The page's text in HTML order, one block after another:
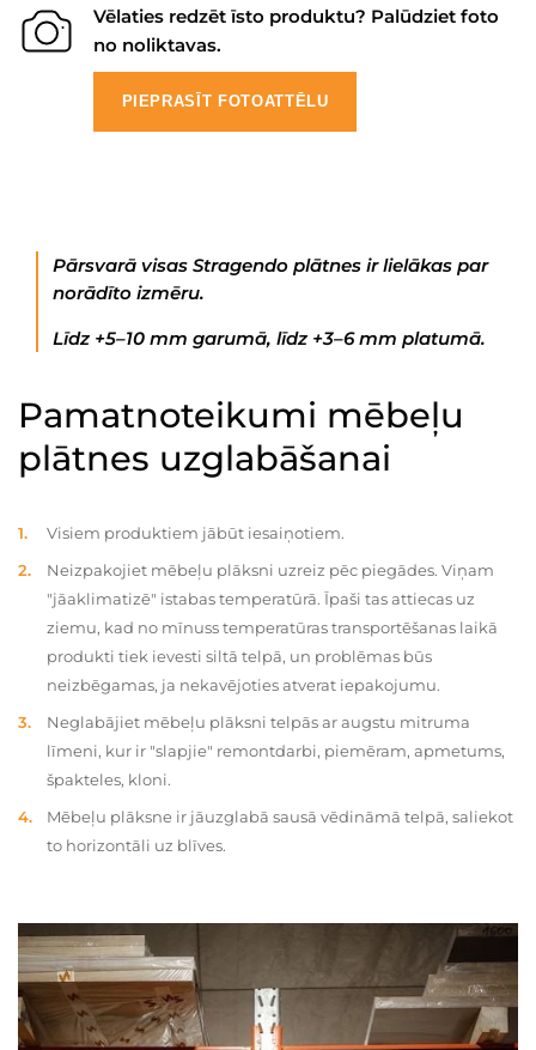
Vēlaties redzēt īsto produktu? Palūdziet foto
no noliktavas.
PIEPRASĪT FOTOATTĒLU
Pārsvarā visas Stragendo plātnes ir lielākas par
norādīto izmēru.
Līdz +5–10 mm garumā, līdz +3–6 mm platumā.
Pamatnoteikumi mēbeļu
plātnes uzglabāšanai
Visiem produktiem jābūt iesaiņotiem.
Neizpakojiet mēbeļu plāksni uzreiz pēc piegādes. Viņam
"jāaklimatizē" istabas temperatūrā. Īpaši tas attiecas uz
ziemu, kad no mīnuss temperatūras transportēšanas laikā
produkti tiek ievesti siltā telpā, un problēmas būs
neizbēgamas, ja nekavējoties atverat iepakojumu.
Neglabājiet mēbeļu plāksni telpās ar augstu mitruma
līmeni, kur ir "slapjie" remontdarbi, piemēram, apmetums,
špakteles, kloni.
Mēbeļu plāksne ir jāuzglabā sausā vēdināmā telpā, saliekot
to horizontāli uz blīves.